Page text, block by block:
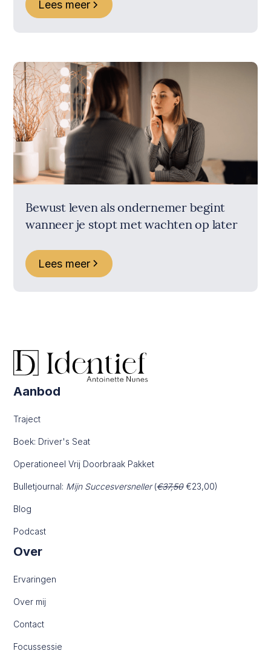
Lees meer
Bewust leven als ondernemer begint
wanneer je stopt met wachten op later
Lees meer
Aanbod
Traject
Boek: Driver's Seat
Operationeel Vrij Doorbraak Pakket
Bulletjournal: Mijn Succesversneller(€37,50€23,00)
Blog
Podcast
Over
Ervaringen
Over mij
Contact
Focussessie